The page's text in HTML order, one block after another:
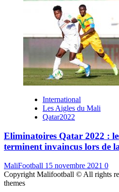
International
Les Aigles du Mali
Qatar2022
Eliminatoires Qatar 2022 :
terminent invaincus lors de
MaliFootball 15 novembre 2021 0
Copyright Malifootball © All rights
themes